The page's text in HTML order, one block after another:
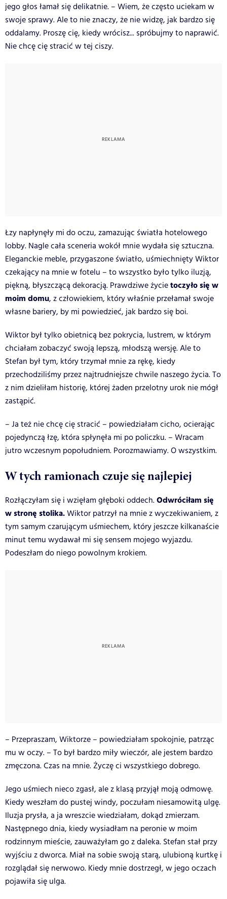
jego głos łamał się delikatnie. – Wiem, że często uciekam w
swoje sprawy. Ale to nie znaczy, że nie widzę, jak bardzo się
oddalamy. Proszę cię, kiedy wrócisz... spróbujmy to naprawić.
Nie chcę cię stracić w tej ciszy.
Łzy napłynęły mi do oczu, zamazując światła hotelowego
lobby. Nagle cała sceneria wokół mnie wydała się sztuczna.
Eleganckie meble, przygaszone światło, uśmiechnięty Wiktor
czekający na mnie w fotelu – to wszystko było tylko iluzją,
piękną, błyszczącą dekoracją. Prawdziwe życietoczyło się w
moim domu, z człowiekiem, który właśnie przełamał swoje
własne bariery, by mi powiedzieć, jak bardzo się boi.
Wiktor był tylko obietnicą bez pokrycia, lustrem, w którym
chciałam zobaczyć swoją lepszą, młodszą wersję. Ale to
Stefan był tym, który trzymał mnie za rękę, kiedy
przechodziliśmy przez najtrudniejsze chwile naszego życia. To
z nim dzieliłam historię, której żaden przelotny urok nie mógł
zastąpić.
– Ja też nie chcę cię stracić – powiedziałam cicho, ocierając
pojedynczą łzę, która spłynęła mi po policzku. – Wracam
jutro wczesnym popołudniem. Porozmawiamy. O wszystkim.
W tych ramionach czuje się najlepiej
Rozłączyłam się i wzięłam głęboki oddech.Odwróciłam się
w stronę stolika.Wiktor patrzył na mnie z wyczekiwaniem, z
tym samym czarującym uśmiechem, który jeszcze kilkanaście
minut temu wydawał mi się sensem mojego wyjazdu.
Podeszłam do niego powolnym krokiem.
– Przepraszam, Wiktorze – powiedziałam spokojnie, patrząc
mu w oczy. – To był bardzo miły wieczór, ale jestem bardzo
zmęczona. Czas na mnie. Życzę ci wszystkiego dobrego.
Jego uśmiech nieco zgasł, ale z klasą przyjął moją odmowę.
Kiedy weszłam do pustej windy, poczułam niesamowitą ulgę.
Iluzja prysła, a ja wreszcie wiedziałam, dokąd zmierzam.
Następnego dnia, kiedy wysiadłam na peronie w moim
rodzinnym mieście, zauważyłam go z daleka. Stefan stał przy
wyjściu z dworca. Miał na sobie swoją starą, ulubioną kurtkę i
rozglądał się nerwowo. Kiedy mnie dostrzegł, w jego oczach
pojawiła się ulga.